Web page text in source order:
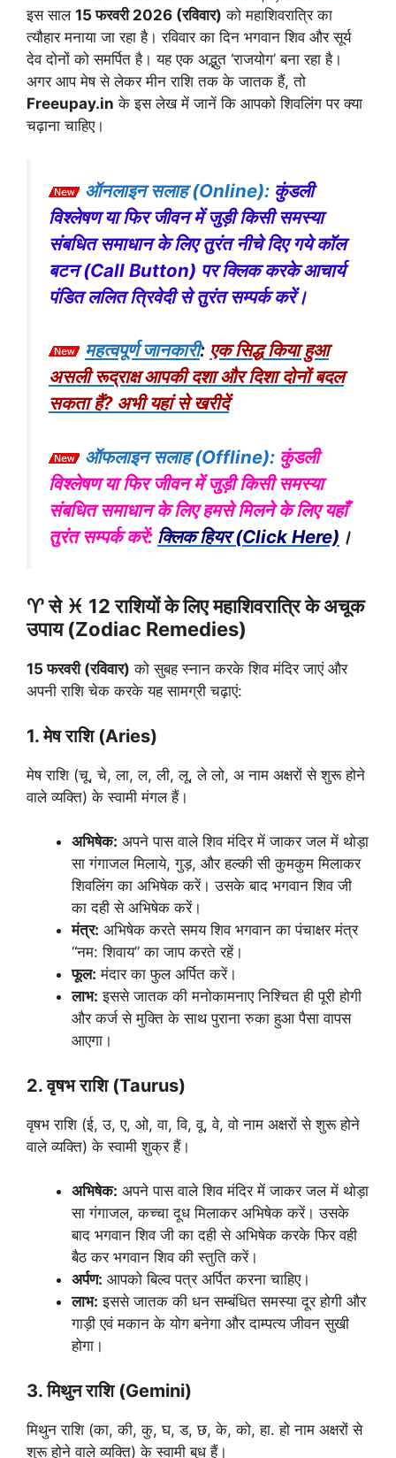
इस साल 15 फरवरी 2026 (रविवार) को महाशिवरात्रि का
त्यौहार मनाया जा रहा है। रविवार का दिन भगवान शिव और सूर्य
देव दोनों को समर्पित है। यह एक अद्भुत ‘राजयोग’ बना रहा है।
अगर आप मेष से लेकर मीन राशि तक के जातक हैं, तो
Freeupay.in के इस लेख में जानें कि आपको शिवलिंग पर क्या
चढ़ाना चाहिए।
ऑनलाइन सलाह (Online): कुंडली
विश्लेषण या फिर जीवन में जुड़ी किसी समस्या
संबधित समाधान के लिए तुरंत नीचे दिए गये कॉल
बटन (Call Button) पर क्लिक करके आचार्य
पंडित ललित त्रिवेदी से तुरंत सम्पर्क करें।
महत्वपूर्ण जानकारी: एक सिद्ध किया हुआ
असली रूद्राक्ष आपकी दशा और दिशा दोनों बदल
सकता हैं? अभी यहां से खरीदें
ऑफलाइन सलाह (Offline): कुंडली
विश्लेषण या फिर जीवन में जुड़ी किसी समस्या
संबधित समाधान के लिए हमसे मिलने के लिए यहाँ
तुरंत सम्पर्क करें: क्लिक हियर (Click Here) ।
♈ से ♓ 12 राशियों के लिए महाशिवरात्रि के अचूक
उपाय (Zodiac Remedies)
15 फरवरी (रविवार) को सुबह स्नान करके शिव मंदिर जाएं और
अपनी राशि चेक करके यह सामग्री चढ़ाएं:
1. मेष राशि (Aries)
मेष राशि (चू, चे, ला, ल, ली, लू, ले लो, अ नाम अक्षरों से शुरू होने
वाले व्यक्ति) के स्वामी मंगल हैं।
अभिषेक: अपने पास वाले शिव मंदिर में जाकर जल में थोड़ा
सा गंगाजल मिलाये, गुड़, और हल्की सी कुमकुम मिलाकर
शिवलिंग का अभिषेक करें। उसके बाद भगवान शिव जी
का दही से अभिषेक करें।
मंत्र: अभिषेक करते समय शिव भगवान का पंचाक्षर मंत्र
“नम: शिवाय” का जाप करते रहें।
फूल: मंदार का फुल अर्पित करें।
लाभ: इससे जातक की मनोकामनाए निश्चित ही पूरी होगी
और कर्ज से मुक्ति के साथ पुराना रुका हुआ पैसा वापस
आएगा।
2. वृषभ राशि (Taurus)
वृषभ राशि (ई, उ, ए, ओ, वा, वि, वू, वे, वो नाम अक्षरों से शुरू होने
वाले व्यक्ति) के स्वामी शुक्र हैं।
अभिषेक: अपने पास वाले शिव मंदिर में जाकर जल में थोड़ा
सा गंगाजल, कच्चा दूध मिलाकर अभिषेक करें। उसके
बाद भगवान शिव जी का दही से अभिषेक करके फिर वही
बैठ कर भगवान शिव की स्तुति करें।
अर्पण: आपको बिल्व पत्र अर्पित करना चाहिए।
लाभ: इससे जातक की धन सम्बंधित समस्या दूर होगी और
गाड़ी एवं मकान के योग बनेगा और दाम्पत्य जीवन सुखी
होगा।
3. मिथुन राशि (Gemini)
मिथुन राशि (का, की, कु, घ, ड, छ, के, को, हा. हो नाम अक्षरों से
शुरू होने वाले व्यक्ति) के स्वामी बुध हैं।